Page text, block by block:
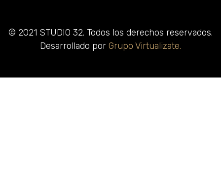
© 2021 STUDIO 32. Todos los derechos reservados.
Desarrollado por Grupo Virtualizate.